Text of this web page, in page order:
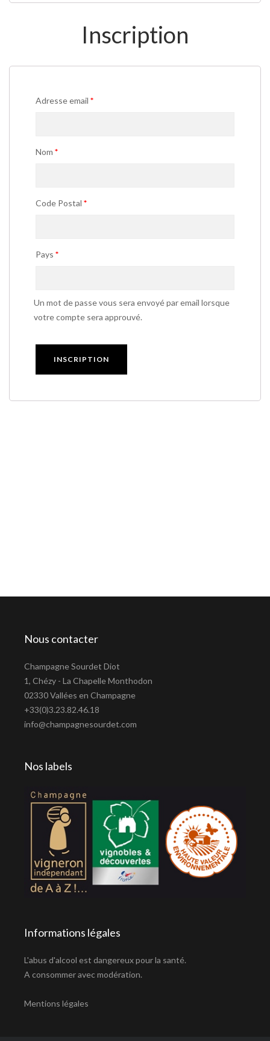
Inscription
Adresse email *
Nom *
Code Postal *
Pays *
Un mot de passe vous sera envoyé par email lorsque
votre compte sera approuvé.
INSCRIPTION
Nous contacter
Champagne Sourdet Diot
1, Chézy - La Chapelle Monthodon
02330 Vallées en Champagne
+33(0)3.23.82.46.18
info@champagnesourdet.com
Nos labels
Informations légales
L'abus d'alcool est dangereux pour la santé.
A consommer avec modération.
Mentions légales